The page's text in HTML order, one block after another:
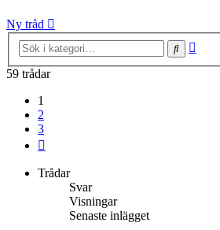
Ny tråd
Sök
59 trådar
1
2
3
Trådar
Svar
Visningar
Senaste inlägget